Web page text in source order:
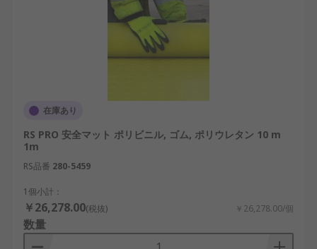
在庫あり
RS PRO 安全マット ポリビニル, ゴム, ポリウレタン 10 m
1m
RS品番 280-5459
1個小計：
￥26,278.00(税抜) ￥26,278.00/個
数量